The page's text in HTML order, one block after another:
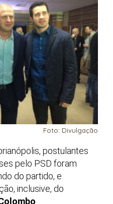
Foto: Divulgação
postulantes
pelo PSD foram
do partido, e
inclusive, do